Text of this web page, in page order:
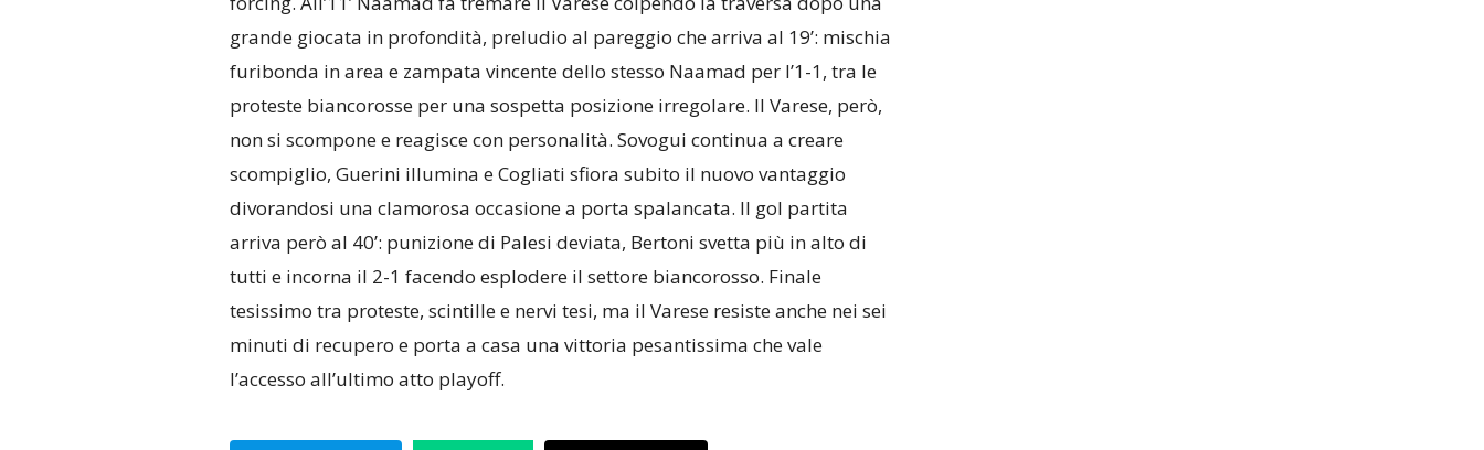
grande giocata in profondità, preludio al pareggio che arriva al 19’: mischia
furibonda in area e zampata vincente dello stesso Naamad per l’1-1, tra le
proteste biancorosse per una sospetta posizione irregolare. Il Varese, però,
non si scompone e reagisce con personalità. Sovogui continua a creare
scompiglio, Guerini illumina e Cogliati sfiora subito il nuovo vantaggio
divorandosi una clamorosa occasione a porta spalancata. Il gol partita
arriva però al 40’: punizione di Palesi deviata, Bertoni svetta più in alto di
tutti e incorna il 2-1 facendo esplodere il settore biancorosso. Finale
tesissimo tra proteste, scintille e nervi tesi, ma il Varese resiste anche nei sei
minuti di recupero e porta a casa una vittoria pesantissima che vale
l’accesso all’ultimo atto playoff.